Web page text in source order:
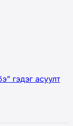
гэдэг асуулт